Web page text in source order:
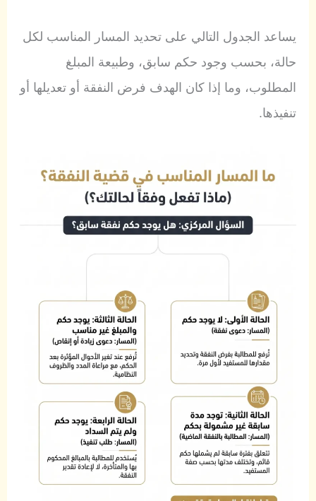
يساعد الجدول التالي على تحديد المسار المناسب لكل
حالة، بحسب وجود حكم سابق، وطبيعة المبلغ
المطلوب، وما إذا كان الهدف فرض النفقة أو تعديلها أو
تنفيذها.